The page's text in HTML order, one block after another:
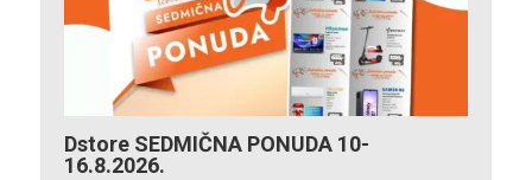
Dstore SEDMIČNA PONUDA 10-
16.8.2026.